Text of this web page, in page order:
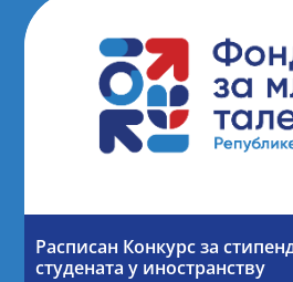
Расписан Конкурс за
студената у иностранству